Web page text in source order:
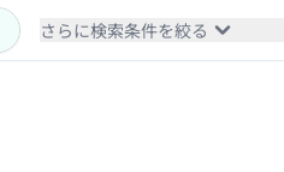
さらに検索条件を絞る